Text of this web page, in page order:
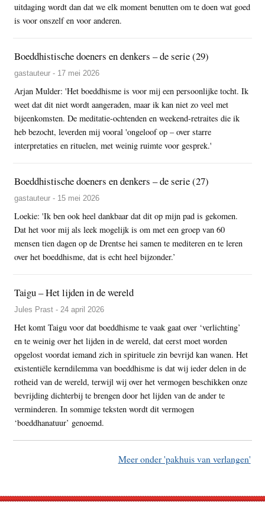
uitdaging wordt dan dat we elk moment benutten om te doen wat goed
is voor onszelf en voor anderen.
Boeddhistische doeners en denkers – de serie (29)
gastauteur - 17 mei 2026
Arjan Mulder: 'Het boeddhisme is voor mij een persoonlijke tocht. Ik
weet dat dit niet wordt aangeraden, maar ik kan niet zo veel met
bijeenkomsten. De meditatie-ochtenden en weekend-retraites die ik
heb bezocht, leverden mij vooral 'ongeloof op – over starre
interpretaties en rituelen, met weinig ruimte voor gesprek.'
Boeddhistische doeners en denkers – de serie (27)
gastauteur - 15 mei 2026
Loekie: 'Ik ben ook heel dankbaar dat dit op mijn pad is gekomen.
Dat het voor mij als leek mogelijk is om met een groep van 60
mensen tien dagen op de Drentse hei samen te mediteren en te leren
over het boeddhisme, dat is echt heel bijzonder.’
Taigu – Het lijden in de wereld
Jules Prast - 24 april 2026
Het komt Taigu voor dat boeddhisme te vaak gaat over ‘verlichting’
en te weinig over het lijden in de wereld, dat eerst moet worden
opgelost voordat iemand zich in spirituele zin bevrijd kan wanen. Het
existentiële kerndilemma van boeddhisme is dat wij ieder delen in de
rotheid van de wereld, terwijl wij over het vermogen beschikken onze
bevrijding dichterbij te brengen door het lijden van de ander te
verminderen. In sommige teksten wordt dit vermogen
‘boeddhanatuur’ genoemd.
Meer onder 'pakhuis van verlangen'